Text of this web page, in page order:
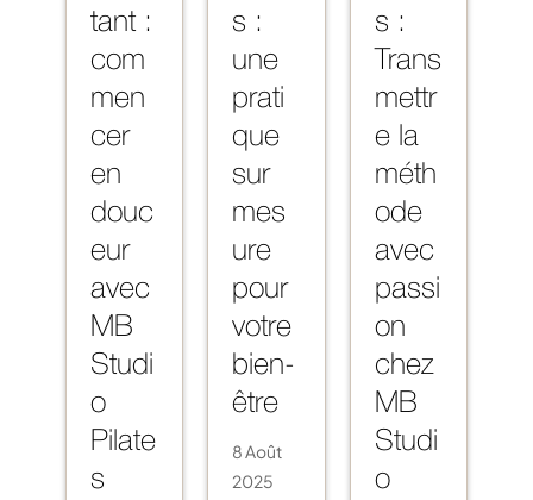
tant :
com
men
cer
en
douc
eur
avec
MB
Studi
o
Pilate
s
s :
une
prati
que
sur
mes
ure
pour
votre
bien-
être
8 Août
2025
s :
Trans
mettr
e la
méth
ode
avec
passi
on
chez
MB
Studi
o